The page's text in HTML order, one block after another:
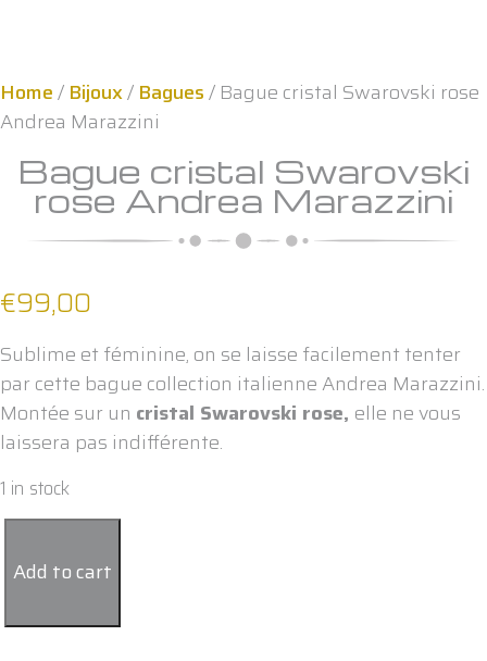
Home/ Bijoux/ Bagues/ Bague cristal Swarovski rose
Andrea Marazzini
Bague cristal Swarovski
rose Andrea Marazzini
€99,00
Sublime et féminine, on se laisse facilement tenter
par cette bague collection italienne Andrea Marazzini.
Montée sur un cristal Swarovski rose, elle ne vous
laissera pas indifférente.
1 in stock
Bague
cristal
rose
Add to cart